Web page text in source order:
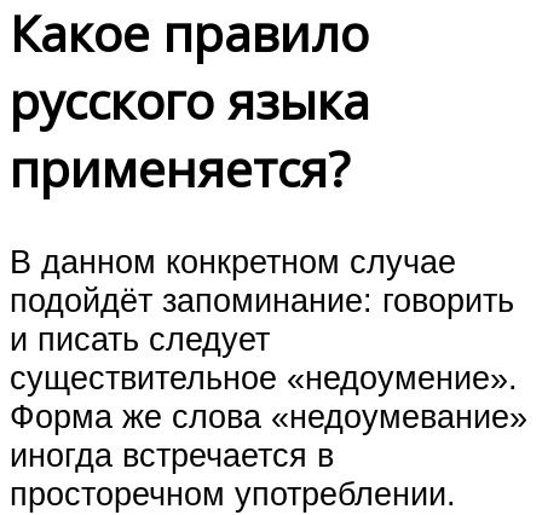
Какое правило
русского языка
применяется?
В данном конкретном случае
подойдёт запоминание: говорить
и писать следует
существительное «недоумение».
Форма же слова «недоумевание»
иногда встречается в
просторечном употреблении.